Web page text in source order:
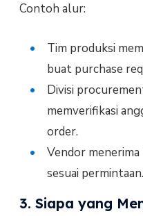
Contoh alur:
Tim produksi
buat purchase
Divisi
memverifikasi
order.
Vendor
sesuai permintaan.
3. Siapa yang